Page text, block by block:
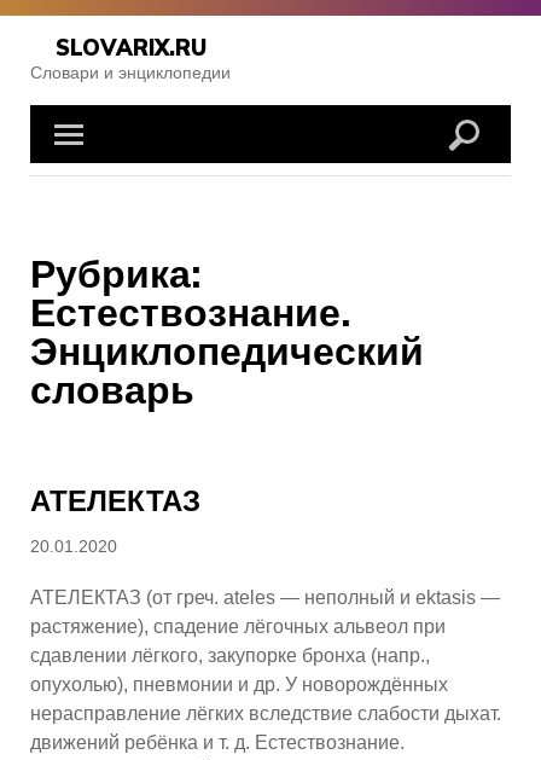
Skip
content
SLOVARIX.RU
Словари и энциклопедии
Рубрика:
Естествознание.
Энциклопедический
словарь
АТЕЛЕКТАЗ
Posted
20.01.2020
АТЕЛЕКТАЗ (от греч. ateles — неполный и ektasis —
растяжение), спадение лёгочных альвеол при
сдавлении лёгкого, закупорке бронха (напр.,
опухолью), пневмонии и др. У новорождённых
нерасправление лёгких вследствие слабости дыхат.
движений ребёнка и т. д. Естествознание.